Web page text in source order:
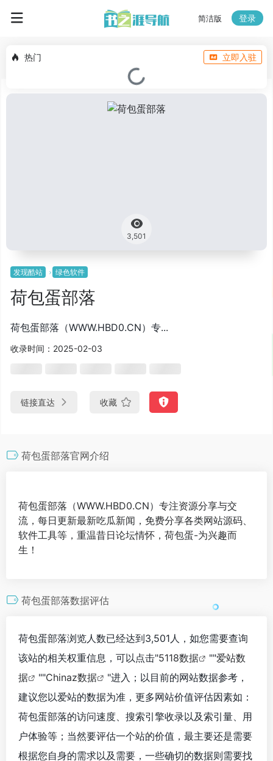
简洁版 登录
热门 立即入驻
3,501
发现酷站 绿色软件
荷包蛋部落
荷包蛋部落（WWW.HBD0.CN）专...
收录时间：2025-02-03
链接直达 收藏
荷包蛋部落官网介绍
荷包蛋部落（WWW.HBD0.CN）专注资源分享与交
流，每日更新最新吃瓜新闻，免费分享各类网站源码、
软件工具等，重温昔日论坛情怀，荷包蛋-为兴趣而
生！
荷包蛋部落数据评估
荷包蛋部落浏览人数已经达到3,501人，如您需要查询
该站的相关权重信息，可以点击"5118数据 ""爱站数
据
""Chinaz数据
"进入；以目前的网站数据参考，
建议您以爱站的数据为准，更多网站价值评估因素如：
荷包蛋部落的访问速度、搜索引擎收录以及索引量、用
户体验等；当然要评估一个站的价值，最主要还是需要
根据您自身的需求以及需要，一些确切的数据则需要找